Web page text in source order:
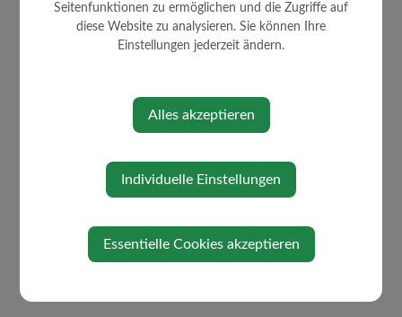
Seitenfunktionen zu ermöglichen und die Zugriffe auf
diese Website zu analysieren. Sie können Ihre
Einstellungen jederzeit ändern.
Alles akzeptieren
Individuelle Einstellungen
Essentielle Cookies akzeptieren